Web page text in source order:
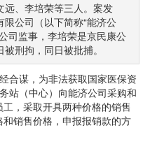
远、李培荣等三人。案发
公司（以下简称“能济公
司监事，李培荣是京民康公
刑拘，同日被批捕。
合谋，为非法获取国家医保资
站（中心）向能济公司采购和
，采取开具两种价格的销售
销售价格，申报报销款的方